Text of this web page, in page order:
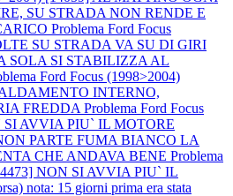
SU STRADA NON RENDE E
Problema Ford Focus
SU STRADA VA SU DI GIRI
SOLA SI STABILIZZA AL
Ford Focus (1998>2004)
INTERNO,
FREDDA Problema Ford Focus
SI AVVIA PIU` IL MOTORE
PARTE FUMA BIANCO LA
CHE ANDAVA BENE Problema
NON SI AVVIA PIU` IL
nota: 15 giorni prima era stata